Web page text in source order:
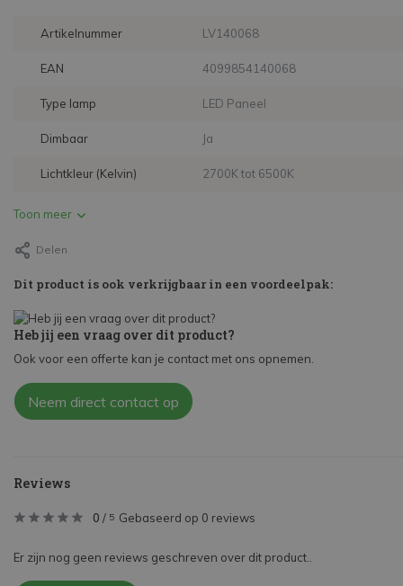
Artikelnummer LV140068
EAN 4099854140068
Type lamp LED Paneel
Dimbaar Ja
Lichtkleur (Kelvin) 2700K tot 6500K
Toon meer
Delen
Dit product is ook verkrijgbaar in een voordeelpak:
Heb jij een vraag over dit product?
Ook voor een offerte kan je contact met ons opnemen.
Neem direct contact op
Reviews
0 / 5 Gebaseerd op 0 reviews
Er zijn nog geen reviews geschreven over dit product..